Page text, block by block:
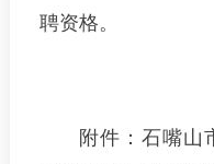
聘资格。
附件：石嘴山